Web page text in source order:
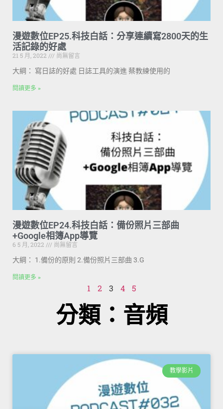
漫遊數位EP25.科技白話：分享連續寫2800天的生
活記錄的好處
21 5 月, 2022
尚無留言
大綱： 寫日誌的好處 日誌工具的演進 蔡教練使用的
閱讀更多 »
漫遊數位EP24.科技白話：備份照片三部曲
+Google相簿App導覽
6 5 月, 2022
尚無留言
大綱： 1.備份的原則 2.備份照片三部曲 3.G
閱讀更多 »
1 2 3 4 5
分類：音頻
教學影片